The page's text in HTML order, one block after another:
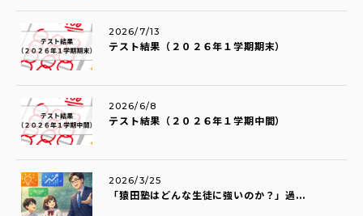
テスト結果（２０２６年１学期期末）
2026/7/13
テスト結果（２０２６年１学期中間）
2026/6/8
「猿田塾はどんな生徒に強いのか？」過...
2026/3/25